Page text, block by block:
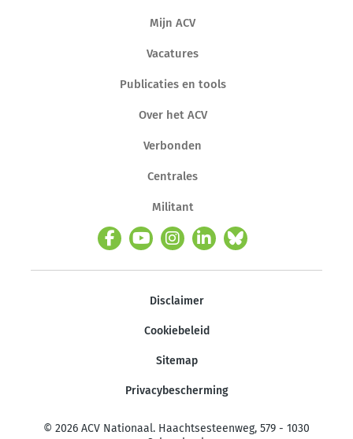
Mijn ACV
Vacatures
Publicaties en tools
Over het ACV
Verbonden
Centrales
Militant
Disclaimer
Cookiebeleid
Sitemap
Privacybescherming
© 2026 ACV Nationaal. Haachtsesteenweg, 579 - 1030